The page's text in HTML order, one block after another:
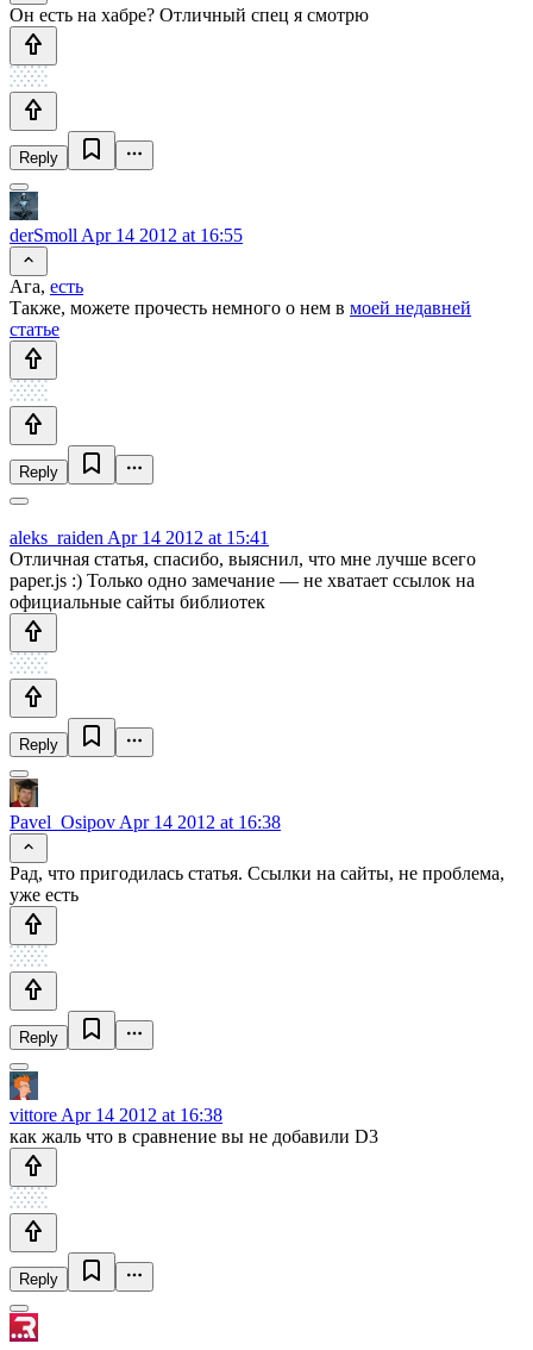
Он есть на хабре? Отличный спец я смотрю
Reply
derSmoll Apr 14 2012 at 16:55
Ага, есть
Также, можете прочесть немного о нем в моей недавней
статье
Reply
aleks_raiden Apr 14 2012 at 15:41
Отличная статья, спасибо, выяснил, что мне лучше всего
paper.js :) Только одно замечание — не хватает ссылок на
официальные сайты библиотек
Reply
Pavel_Osipov Apr 14 2012 at 16:38
Рад, что пригодилась статья. Ссылки на сайты, не проблема,
уже есть
Reply
vittore Apr 14 2012 at 16:38
как жаль что в сравнение вы не добавили D3
Reply